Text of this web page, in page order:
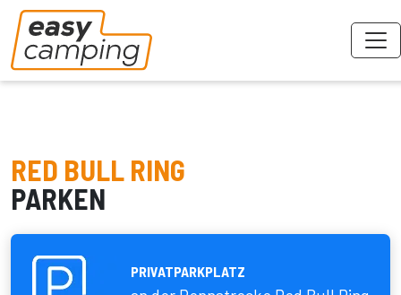
RED BULL RING
PARKEN
PRIVATPARKPLATZ